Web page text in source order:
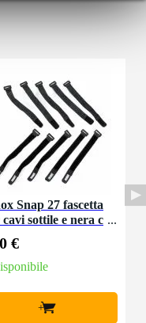
Snap 27 fascetta
sottile e nera c
(10 pezzi)
€
+